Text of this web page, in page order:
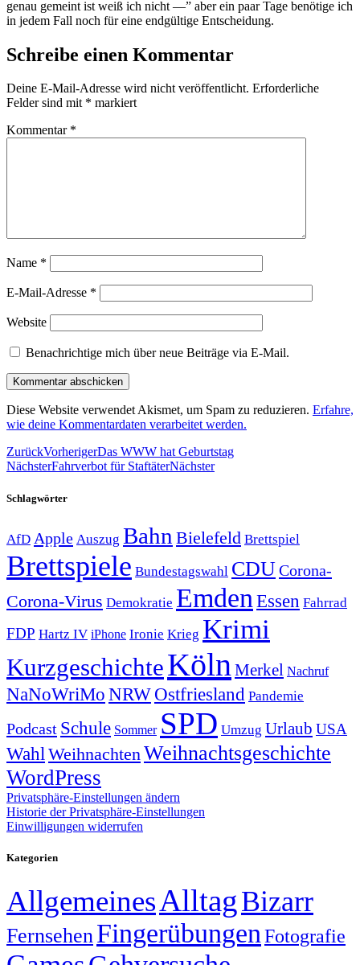
genau gemeint ist weiß ich nicht —” aber ein paar Tage benötige ich
in jedem Fall noch für eine endgültige Entscheidung.
Schreibe einen Kommentar
Deine E-Mail-Adresse wird nicht veröffentlicht. Erforderliche
Felder sind mit * markiert
Kommentar *
Name *
E-Mail-Adresse *
Website
Benachrichtige mich über neue Beiträge via E-Mail.
Diese Website verwendet Akismet, um Spam zu reduzieren. Erfahre,
wie deine Kommentardaten verarbeitet werden.
ZurückVorherigerDas WWW hat Geburtstag
NächsterFahrverbot für StaftäterNächster
Schlagwörter
AfD Apple Auszug Bahn Bielefeld Brettspiel
Brettspiele Bundestagswahl CDUCorona-
Corona-Virus Demokratie Emden Essen Fahrrad
FDP Hartz IV iPhone Ironie Krieg Krimi
KurzgeschichteKöln Merkel Nachruf
NaNoWriMo NRWOstfriesland Pandemie
Podcast Schule Sommer SPD Umzug Urlaub USA
Wahl Weihnachten Weihnachtsgeschichte
WordPress
Privatsphäre-Einstellungen ändern
Historie der Privatsphäre-Einstellungen
Einwilligungen widerrufen
Kategorien
AllgemeinesAlltagBizarr
FernsehenFingerübungen Fotografie